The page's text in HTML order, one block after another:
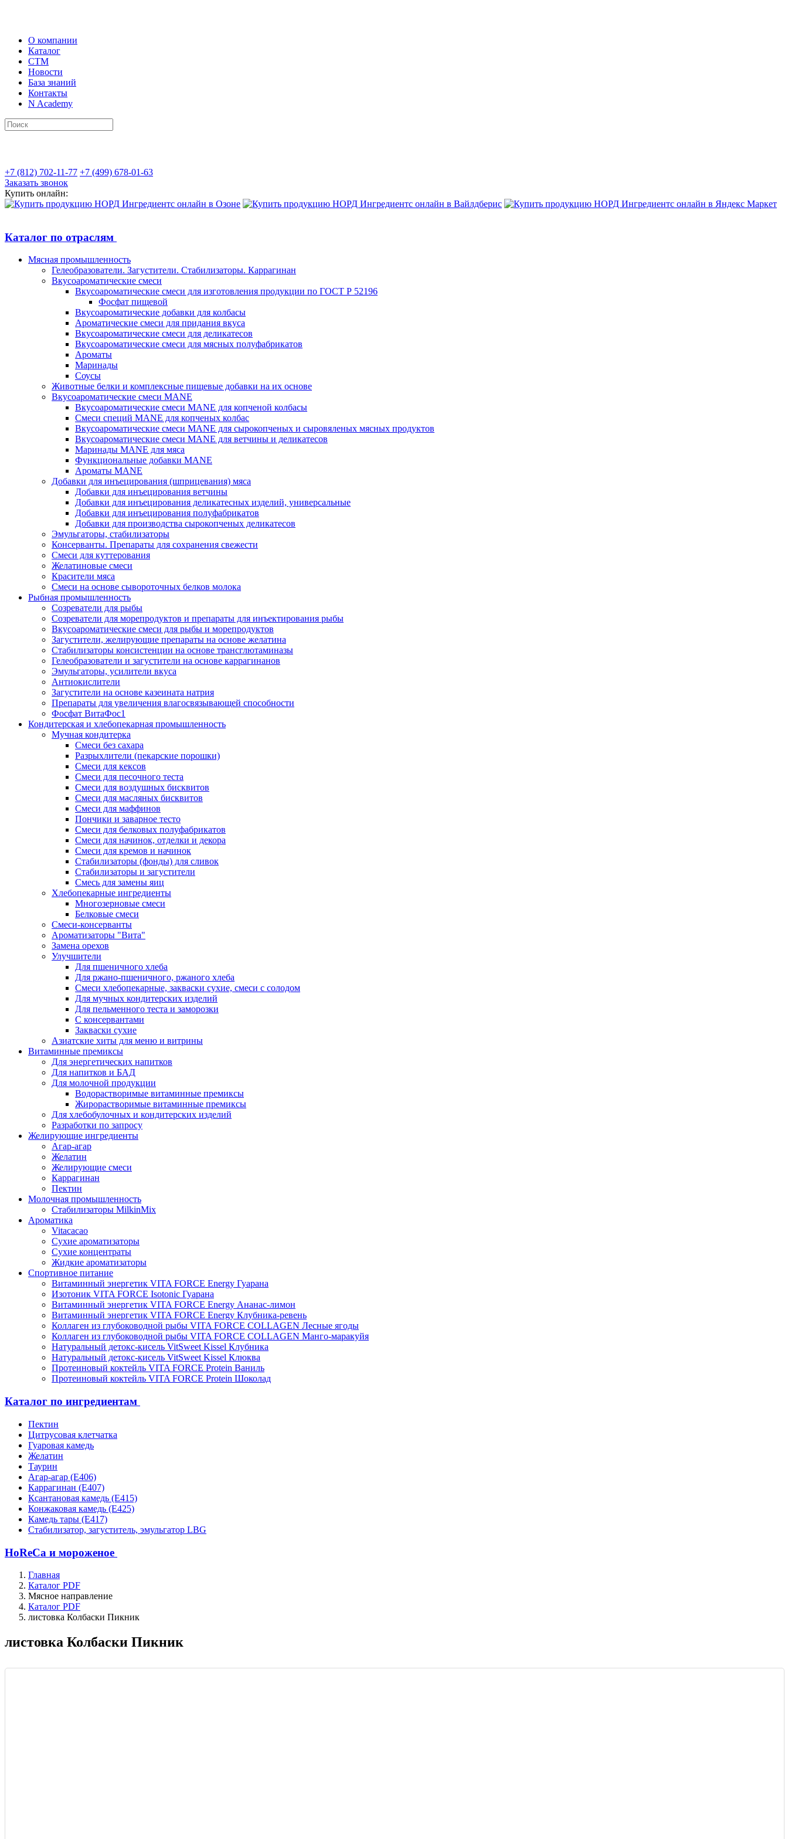
О компании
Каталог
СТМ
Новости
База знаний
Контакты
N Academy
+7 (812) 702-11-77 +7 (499) 678-01-63
Заказать звонок
Купить онлайн:
Каталог по отраслям
Мясная промышленность
Гелеобразователи. Загустители. Стабилизаторы. Каррагинан
Вкусоароматические смеси
Вкусоароматические смеси для изготовления продукции по ГОСТ Р 52196
Фосфат пищевой
Вкусоароматические добавки для колбасы
Ароматические смеси для придания вкуса
Вкусоароматические смеси для деликатесов
Вкусоароматические смеси для мясных полуфабрикатов
Ароматы
Маринады
Соусы
Животные белки и комплексные пищевые добавки на их основе
Вкусоароматические смеси MANE
Вкусоароматические смеси MANE для копченой колбасы
Смеси специй MANE для копченых колбас
Вкусоароматические смеси MANE для сырокопченых и сыровяленых мясных продуктов
Вкусоароматические смеси MANE для ветчины и деликатесов
Маринады MANE для мяса
Функциональные добавки MANE
Ароматы MANE
Добавки для инъецирования (шприцевания) мяса
Добавки для инъецирования ветчины
Добавки для инъецирования деликатесных изделий, универсальные
Добавки для инъецирования полуфабрикатов
Добавки для производства сырокопченых деликатесов
Эмульгаторы, стабилизаторы
Консерванты. Препараты для сохранения свежести
Смеси для куттерования
Желатиновые смеси
Красители мяса
Смеси на основе сывороточных белков молока
Рыбная промышленность
Созреватели для рыбы
Созреватели для морепродуктов и препараты для инъектирования рыбы
Вкусоароматические смеси для рыбы и морепродуктов
Загустители, желирующие препараты на основе желатина
Стабилизаторы консистенции на основе трансглютаминазы
Гелеобразователи и загустители на основе каррагинанов
Эмульгаторы, усилители вкуса
Антиокислители
Загустители на основе казеината натрия
Препараты для увеличения влагосвязывающей способности
Фосфат ВитаФос1
Кондитерская и хлебопекарная промышленность
Мучная кондитерка
Смеси без сахара
Разрыхлители (пекарские порошки)
Смеси для кексов
Смеси для песочного теста
Смеси для воздушных бисквитов
Смеси для масляных бисквитов
Смеси для маффинов
Пончики и заварное тесто
Cмеси для белковых полуфабрикатов
Смеси для начинок, отделки и декора
Смеси для кремов и начинок
Стабилизаторы (фонды) для сливок
Стабилизаторы и загустители
Смесь для замены яиц
Хлебопекарные ингредиенты
Многозерновые смеси
Белковые смеси
Смеси-консерванты
Ароматизаторы "Вита"
Замена орехов
Улучшители
Для пшеничного хлеба
Для ржано-пшеничного, ржаного хлеба
Смеси хлебопекарные, закваски сухие, смеси с солодом
Для мучных кондитерских изделий
Для пельменного теста и заморозки
С консервантами
Закваски сухие
Азиатские хиты для меню и витрины
Витаминные премиксы
Для энергетических напитков
Для напитков и БАД
Для молочной продукции
Водорастворимые витаминные премиксы
Жирорастворимые витаминные премиксы
Для хлебобулочных и кондитерских изделий
Разработки по запросу
Желирующие ингредиенты
Агар-агар
Желатин
Желирующие смеси
Каррагинан
Пектин
Молочная промышленность
Стабилизаторы MilkinMix
Ароматика
Vitacacao
Сухие ароматизаторы
Сухие концентраты
Жидкие ароматизаторы
Спортивное питание
Витаминный энергетик VITA FORCE Energy Гуарана
Изотоник VITA FORCE Isotonic Гуарана
Витаминный энергетик VITA FORCE Energy Ананас-лимон
Витаминный энергетик VITA FORCE Energy Клубника-ревень
Коллаген из глубоководной рыбы VITA FORCE COLLAGEN Лесные ягоды
Коллаген из глубоководной рыбы VITA FORCE COLLAGEN Манго-маракуйя
Натуральный детокс-кисель VitSweet Kissel Клубника
Натуральный детокс-кисель VitSweet Kissel Клюква
Протеиновый коктейль VITA FORCE Protein Ваниль
Протеиновый коктейль VITA FORCE Protein Шоколад
Каталог по ингредиентам
Пектин
Цитрусовая клетчатка
Гуаровая камедь
Желатин
Таурин
Агар-агар (Е406)
Каррагинан (Е407)
Ксантановая камедь (Е415)
Конжаковая камедь (Е425)
Камедь тары (Е417)
Стабилизатор, загуститель, эмульгатор LBG
HoReCa и мороженое
Главная
Каталог PDF
Мясное направление
Каталог PDF
листовка Колбаски Пикник
листовка Колбаски Пикник